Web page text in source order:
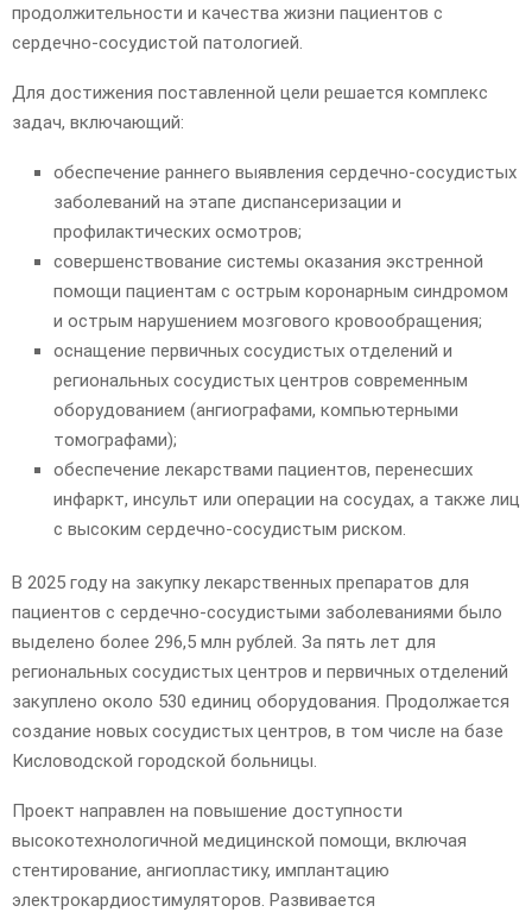
продолжительности и качества жизни пациентов с
сердечно-сосудистой патологией.
Для достижения поставленной цели решается комплекс
задач, включающий:
обеспечение раннего выявления сердечно-сосудистых
заболеваний на этапе диспансеризации и
профилактических осмотров;
совершенствование системы оказания экстренной
помощи пациентам с острым коронарным синдромом
и острым нарушением мозгового кровообращения;
оснащение первичных сосудистых отделений и
региональных сосудистых центров современным
оборудованием (ангиографами, компьютерными
томографами);
обеспечение лекарствами пациентов, перенесших
инфаркт, инсульт или операции на сосудах, а также лиц
с высоким сердечно-сосудистым риском.
В 2025 году на закупку лекарственных препаратов для
пациентов с сердечно-сосудистыми заболеваниями было
выделено более 296,5 млн рублей. За пять лет для
региональных сосудистых центров и первичных отделений
закуплено около 530 единиц оборудования. Продолжается
создание новых сосудистых центров, в том числе на базе
Кисловодской городской больницы.
Проект направлен на повышение доступности
высокотехнологичной медицинской помощи, включая
стентирование, ангиопластику, имплантацию
электрокардиостимуляторов. Развивается